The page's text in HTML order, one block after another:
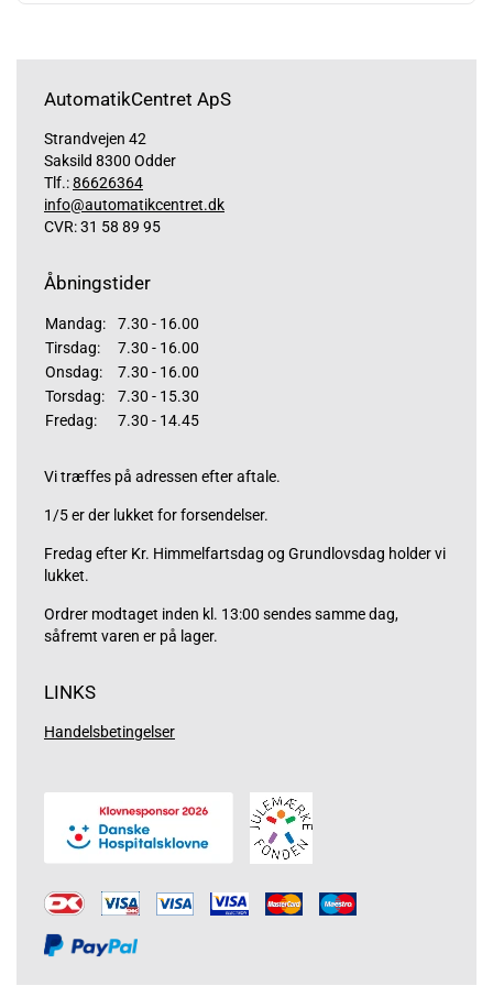
AutomatikCentret ApS
Strandvejen 42
Saksild 8300 Odder
Tlf.:86626364
info@automatikcentret.dk
CVR: 31 58 89 95
Åbningstider
Mandag:
7.30 - 16.00
Tirsdag:
7.30 - 16.00
Onsdag:
7.30 - 16.00
Torsdag:
7.30 - 15.30
Fredag:
7.30 - 14.45
Vi træffes på adressen efter aftale.
1/5 er der lukket for forsendelser.
Fredag efter Kr. Himmelfartsdag og Grundlovsdag holder vi
lukket.
Ordrer modtaget inden kl. 13:00 sendes samme dag,
såfremt varen er på lager.
LINKS
Handelsbetingelser